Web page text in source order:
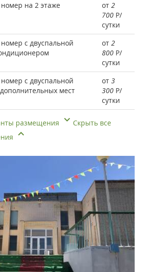
на 2 этаже от 2
700 Р/
сутки
с двуспальной
от 2
800 Р/
сутки
с двуспальной
мест
от 3
300 Р/
сутки
размещения
Скрыть все